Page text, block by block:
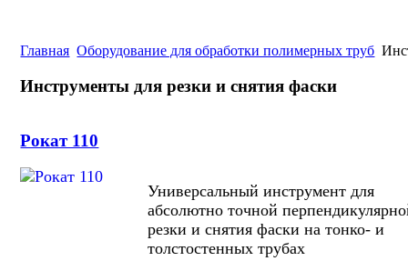
Главная Оборудование для обработки полимерных труб
Инструменты для резки и снятия фаски
Рокат 110
Универсальный инструмент для
абсолютно точной
резки и снятия фаски на тонко- и
толстостенных трубах